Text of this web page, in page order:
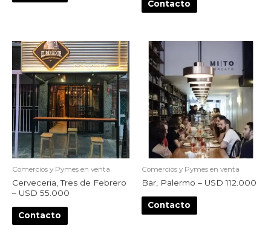
Contacto
Comercios y Pymes en venta
Cerveceria, Tres de Febrero
– USD 55.000
Contacto
Comercios y Pymes en venta
Bar, Palermo – USD 112.000
Contacto